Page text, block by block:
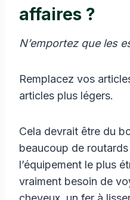
affaires ?
N’emportez que les
Remplacez vos
articles plus légers.
Cela devrait être du
beaucoup de
l’équipement le plus
vraiment besoin de